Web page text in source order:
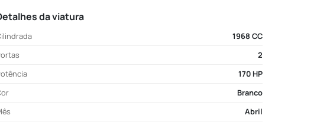
da viatura
1968 CC
2
170 HP
Branco
Abril